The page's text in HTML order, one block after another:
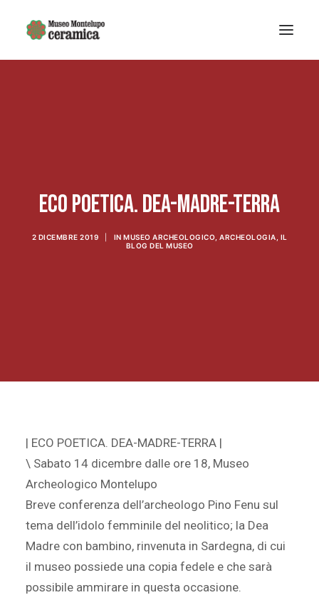
La Fondazione
Mostre e eventi
ECO POETICA. DEA-MADRE-TERRA
2 DICEMBRE 2019 IN MUSEO ARCHEOLOGICO ARCHEOLOGIA IL
BLOG DEL MUSEO
| ECO POETICA. DEA-MADRE-TERRA |
\ Sabato 14 dicembre dalle ore 18, Museo
Archeologico Montelupo
Breve conferenza dell’archeologo Pino Fenu sul
tema dell’idolo femminile del neolitico; la Dea
Madre con bambino, rinvenuta in Sardegna, di cui
il museo possiede una copia fedele e che sarà
possibile ammirare in questa occasione.